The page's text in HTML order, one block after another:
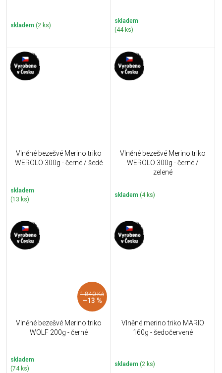
skladem (2 ks)
skladem
(44 ks)
Vlněné bezešvé Merino triko
WEROLO 300g - černé / šedé
skladem
(13 ks)
Vlněné bezešvé Merino triko
WEROLO 300g - černé /
zelené
skladem (4 ks)
1 840 Kč
–13 %
Vlněné bezešvé Merino triko
WOLF 200g - černé
skladem
(74 ks)
Vlněné merino triko MARIO
160g - šedočervené
skladem (2 ks)